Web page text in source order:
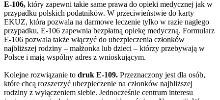
E-106, który zapewni takie same prawa do opieki medycznej jak w
przypadku polskich podatników. W przeciwieństwie do karty
EKUZ, która pozwala na darmowe leczenie tylko w razie nagłego
przypadku, E-106 zapewnia bezpłatną opiekę medyczną. Formularz
E-106 pozwala także włączyć do ubezpieczenia członków
najbliższej rodziny – małżonka lub dzieci – którzy przebywają w
Polsce i mają wspólny adres z wnioskującym.
Kolejne rozwiązanie to druk E-109. Przeznaczony jest dla osób,
które chcą rozszerzyć ubezpieczenie na członków najbliższej
rodziny z wyłączeniem siebie. Jednocześnie centrum interesu